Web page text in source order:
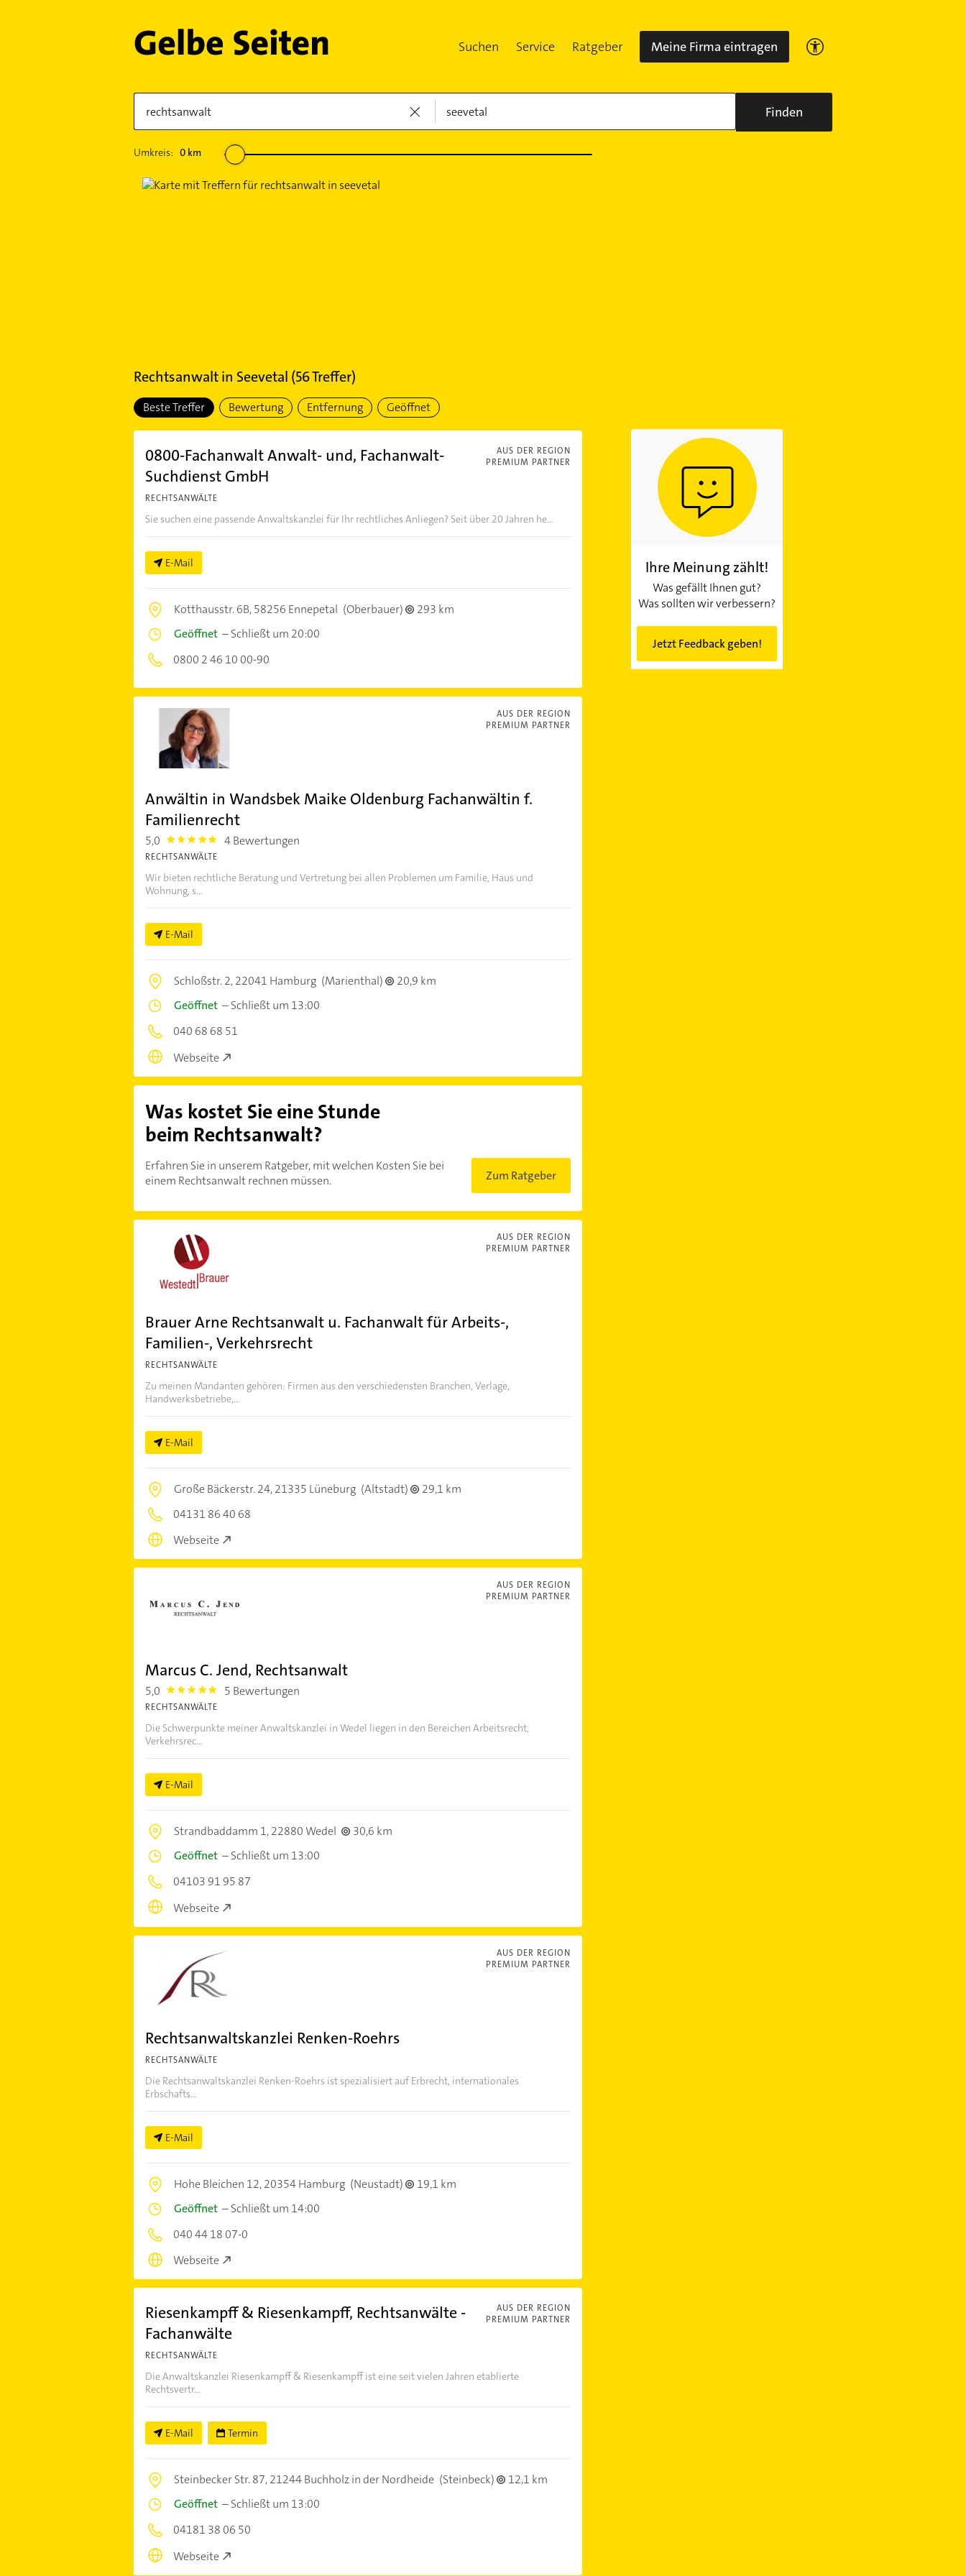
Suchen Service Ratgeber Meine Firma eintragen
Finden
Umkreis: 0km
Rechtsanwaltin Seevetal (56Treffer)
Beste Treffer Bewertung Entfernung Geöffnet
AUS DER REGION
PREMIUM PARTNER
0800-Fachanwalt Anwalt- und, Fachanwalt-
Suchdienst GmbH
RECHTSANWÄLTE
Sie suchen eine passende Anwaltskanzlei für Ihr rechtliches Anliegen? Seit über 20 Jahren he...
E-Mail
Kotthausstr. 6B,58256 Ennepetal (Oberbauer)
293 km
Geöffnet–Schließt um 20:00
0800 2 46 10 00-90
AUS DER REGION
PREMIUM PARTNER
Anwältin in Wandsbek Maike Oldenburg Fachanwältin f.
Familienrecht
5,0 5.0 4 Bewertungen
RECHTSANWÄLTE
Wir bieten rechtliche Beratung und Vertretung bei allen Problemen um Familie, Haus und
Wohnung, s...
E-Mail
Schloßstr. 2,22041 Hamburg (Marienthal)
20,9 km
Geöffnet–Schließt um 13:00
040 68 68 51
Webseite
Was kostet Sie eine Stunde
beim Rechtsanwalt?
Erfahren Sie in unserem Ratgeber, mit welchen Kosten Sie bei
einem Rechtsanwalt rechnen müssen.
Zum Ratgeber
AUS DER REGION
PREMIUM PARTNER
Brauer Arne Rechtsanwalt u. Fachanwalt für Arbeits-,
Familien-, Verkehrsrecht
RECHTSANWÄLTE
Zu meinen Mandanten gehören: Firmen aus den verschiedensten Branchen, Verlage,
Handwerksbetriebe,...
E-Mail
Große Bäckerstr. 24,21335 Lüneburg (Altstadt)
29,1 km
04131 86 40 68
Webseite
AUS DER REGION
PREMIUM PARTNER
Marcus C. Jend, Rechtsanwalt
5,0 5.0 5 Bewertungen
RECHTSANWÄLTE
Die Schwerpunkte meiner Anwaltskanzlei in Wedel liegen in den Bereichen Arbeitsrecht,
Verkehrsrec...
E-Mail
Strandbaddamm 1,22880 Wedel
30,6 km
Geöffnet–Schließt um 13:00
04103 91 95 87
Webseite
AUS DER REGION
PREMIUM PARTNER
Rechtsanwaltskanzlei Renken-Roehrs
RECHTSANWÄLTE
Die Rechtsanwaltskanzlei Renken-Roehrs ist spezialisiert auf Erbrecht, internationales
Erbschafts...
E-Mail
Hohe Bleichen 12,20354 Hamburg (Neustadt)
19,1 km
Geöffnet–Schließt um 14:00
040 44 18 07-0
Webseite
AUS DER REGION
PREMIUM PARTNER
Riesenkampff & Riesenkampff, Rechtsanwälte -
Fachanwälte
RECHTSANWÄLTE
Die Anwaltskanzlei Riesenkampff & Riesenkampff ist eine seit vielen Jahren etablierte
Rechtsvertr...
E-Mail Termin
Steinbecker Str. 87,21244 Buchholz in der Nordheide (Steinbeck)
12,1 km
Geöffnet–Schließt um 13:00
04181 38 06 50
Webseite
Ihre Meinung zählt!
Was gefällt Ihnen gut?
Was sollten wir verbessern?
Jetzt Feedback geben!